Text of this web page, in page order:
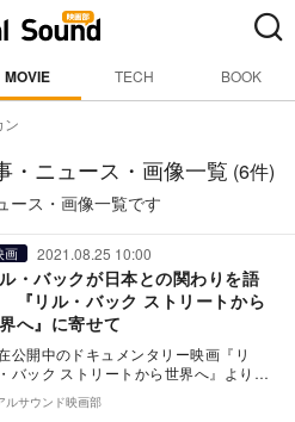
MOVIE TECH BOOK
ン
・ニュース・画像一覧 (6件)
ース・画像一覧です
画 2021.08.25 10:00
・バックが日本との関わりを語
『リル・バック ストリートから
へ』に寄せて
公開中のドキュメンタリー映画『リ
バック ストリートから世界へ』より、
ル・バックからのメッセージ動画が公開
た。 …
ルサウンド映画部